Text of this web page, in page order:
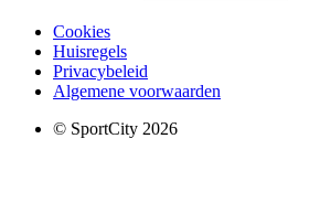
Cookies
Huisregels
Privacybeleid
Algemene voorwaarden
© SportCity 2026